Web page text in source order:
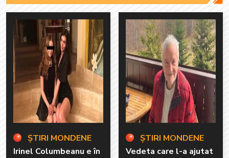
ȘTIRI MONDENE
Irinel Columbeanu e în
ȘTIRI MONDENE
Vedeta care l-a ajutat